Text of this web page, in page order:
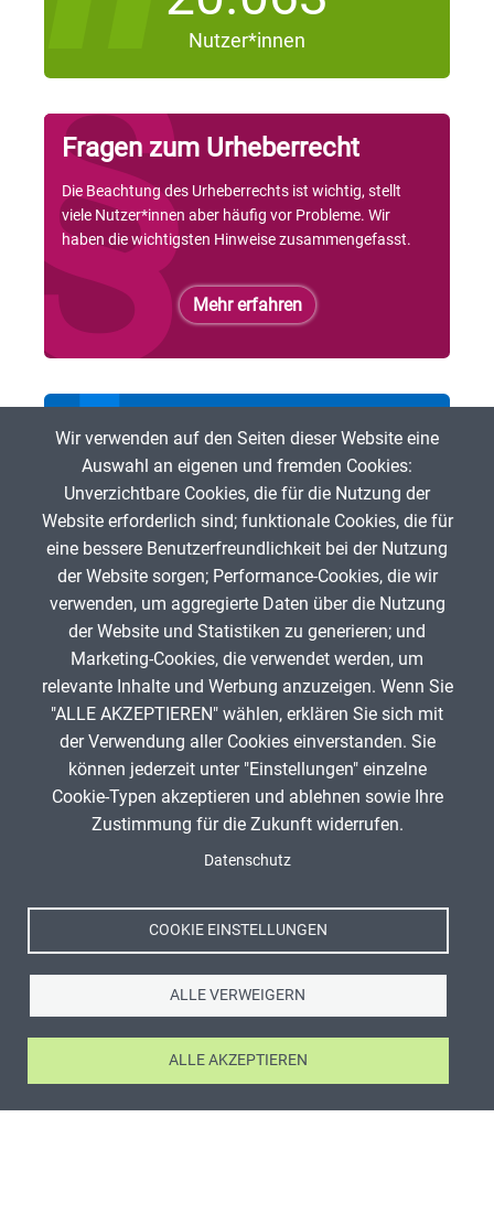
Nutzer*innen
Fragen zum Urheberrecht
Die Beachtung des Urheberrechts ist wichtig, stellt
viele Nutzer*innen aber häufig vor Probleme. Wir
haben die wichtigsten Hinweise zusammengefasst.
Mehr erfahren
Bei der ZUM mitmachen
Du möchtest freie digitale Lehr- und Lerninhalte
fördern? Dann bist Du herzlich eingeladen, bei der ZUM
mitzumachen!
Mehr erfahren
Wir verwenden auf den Seiten dieser Website eine
Auswahl an eigenen und fremden Cookies:
Unverzichtbare Cookies, die für die Nutzung der
Website erforderlich sind; funktionale Cookies, die für
eine bessere Benutzerfreundlichkeit bei der Nutzung
der Website sorgen; Performance-Cookies, die wir
verwenden, um aggregierte Daten über die Nutzung
der Website und Statistiken zu generieren; und
Marketing-Cookies, die verwendet werden, um
relevante Inhalte und Werbung anzuzeigen. Wenn Sie
"ALLE AKZEPTIEREN" wählen, erklären Sie sich mit
der Verwendung aller Cookies einverstanden. Sie
können jederzeit unter "Einstellungen" einzelne
Cookie-Typen akzeptieren und ablehnen sowie Ihre
Zustimmung für die Zukunft widerrufen.
Datenschutz
COOKIE EINSTELLUNGEN
ALLE VERWEIGERN
ALLE AKZEPTIEREN